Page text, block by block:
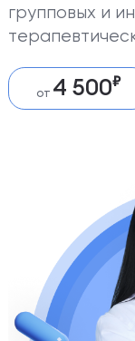
групповых и
от 4 500